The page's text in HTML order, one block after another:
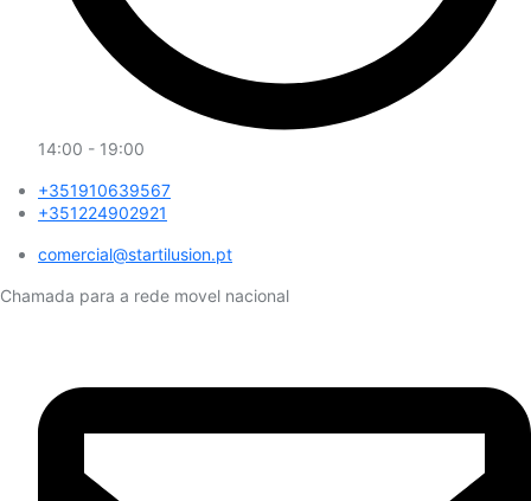
14:00 - 19:00
+351910639567
+351224902921
comercial@startilusion.pt​
Chamada para a rede movel nacional